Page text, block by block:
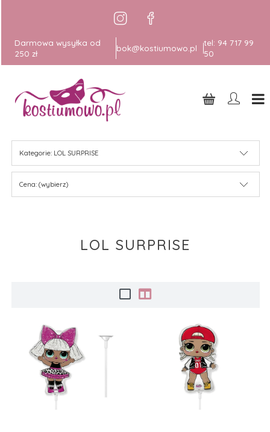
Darmowa wysyłka od
250 zł
bok@kostiumowo.pl
tel: 94 717 99
50
Kategorie: LOL SURPRISE
Cena: (wybierz)
LOL SURPRISE